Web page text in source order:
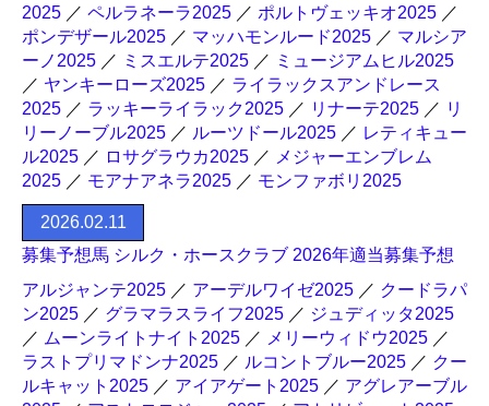
2025 ／ ペルラネーラ2025 ／ ポルトヴェッキオ2025 ／
ポンデザール2025 ／ マッハモンルード2025 ／ マルシア
ーノ2025 ／ ミスエルテ2025 ／ ミュージアムヒル2025
／ ヤンキーローズ2025 ／ ライラックスアンドレース
2025 ／ ラッキーライラック2025 ／ リナーテ2025 ／ リ
リーノーブル2025 ／ ルーツドール2025 ／ レティキュー
ル2025 ／ ロサグラウカ2025 ／ メジャーエンブレム
2025 ／ モアナアネラ2025 ／ モンファボリ2025
2026.02.11
募集予想馬 シルク・ホースクラブ 2026年適当募集予想
アルジャンテ2025 ／ アーデルワイゼ2025 ／ クードラパ
ン2025 ／ グラマラスライフ2025 ／ ジュディッタ2025
／ ムーンライトナイト2025 ／ メリーウィドウ2025 ／
ラストプリマドンナ2025 ／ ルコントブルー2025 ／ クー
ルキャット2025 ／ アイアゲート2025 ／ アグレアーブル